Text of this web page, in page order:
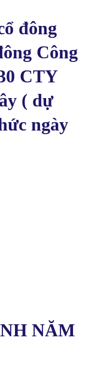
đông
Công
CTY
( dự
ngày
NĂM